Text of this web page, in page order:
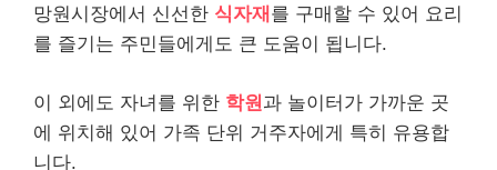
망원시장에서 신선한 식자재 를 구매할 수 있어 요리
를 즐기는 주민들에게도 큰 도움이 됩니다.
이 외에도 자녀를 위한 학원 과 놀이터가 가까운 곳
에 위치해 있어 가족 단위 거주자에게 특히 유용합
니다.